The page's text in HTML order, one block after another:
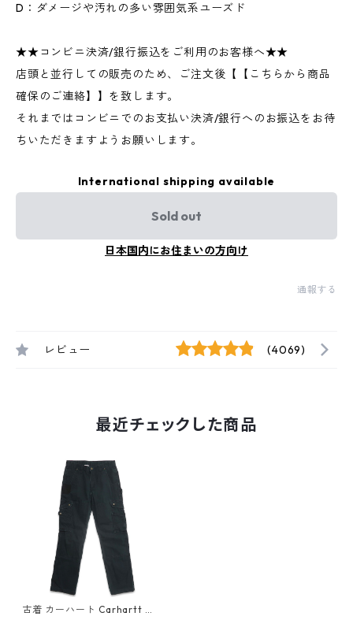
D：ダメージや汚れの多い雰囲気系ユーズド
★★コンビニ決済/銀行振込をご利用のお客様へ★★
店頭と並行しての販売のため、ご注文後【【こちらから商品
確保のご連絡】】を致します。
それまではコンビニでのお支払い決済/銀行へのお振込をお待
ちいただきますようお願いします。
International shipping available
Sold out
日本国内にお住まいの方向け
通報する
レビュー (4069)
最近チェックした商品
古着 カーハート Carhartt カ